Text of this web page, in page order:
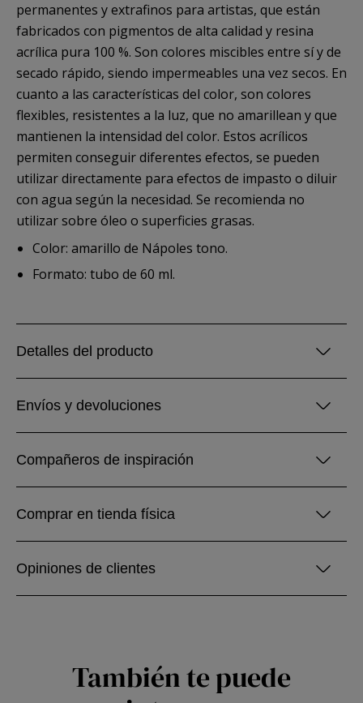
permanentes y extrafinos para artistas, que están
fabricados con pigmentos de alta calidad y resina
acrílica pura 100 %. Son colores miscibles entre sí y de
secado rápido, siendo impermeables una vez secos. En
cuanto a las características del color, son colores
flexibles, resistentes a la luz, que no amarillean y que
mantienen la intensidad del color. Estos acrílicos
permiten conseguir diferentes efectos, se pueden
utilizar directamente para efectos de impasto o diluir
con agua según la necesidad. Se recomienda no
utilizar sobre óleo o superficies grasas.
Color: amarillo de Nápoles tono.
Formato: tubo de 60 ml.
Detalles del producto
Envíos y devoluciones
Compañeros de inspiración
Comprar en tienda física
Opiniones de clientes
También te puede